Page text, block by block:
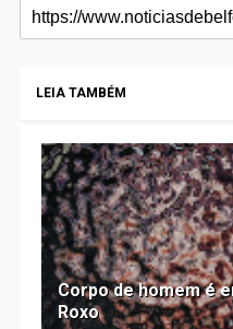
LEIA TAMBÉM
Corpo de homem é
Roxo